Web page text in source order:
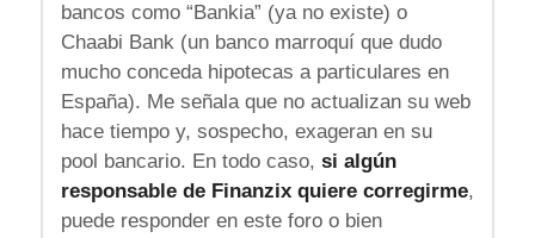
bancos como “Bankia” (ya no existe) o
Chaabi Bank (un banco marroquí que dudo
mucho conceda hipotecas a particulares en
España). Me señala que no actualizan su web
hace tiempo y, sospecho, exageran en su
pool bancario. En todo caso, si algún
responsable de Finanzix quiere corregirme,
puede responder en este foro o bien